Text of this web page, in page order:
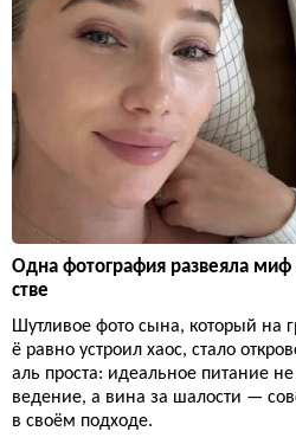
Одна фотография развеяла
стве
Шутливое фото сына, который на
ё равно устроил хаос, стало
аль проста: идеальное питание
ведение, а вина за шалости —
в своём подходе.